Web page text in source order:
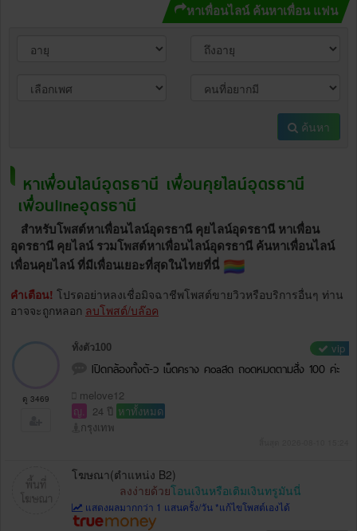
หาเพื่อนไลน์ ค้นหาเพื่อน แฟน
ค้นหา
หาเพื่อนไลน์อุดรธานี เพื่อนคุยไลน์อุดรธานี
เพื่อนlineอุดรธานี
สำหรับโพสต์หาเพื่อนไลน์อุดรธานี คุยไลน์อุดรธานี หาเพื่อน
อุดรธานี คุยไลน์ รวมโพสต์หาเพื่อนไลน์อุดรธานี ค้นหาเพื่อนไลน์
เพื่อนคุยไลน์ ที่มีเพื่อนเยอะที่สุดในไทยที่นี่
คำเตือน! โปรดอย่าหลงเชื่อมิจฉาชีพโพสต์ขายวิวหรือบริการอื่นๆ ท่าน
อาจจะถูกหลอก ลบโพสต์/บล๊อค
ดู 3469
ทั้งตัว100 vip
Iปิดกล้องทั้งตั-ว เu็ดคsาง คoaสด ถoดหมดตามสั่ง 100 ค่ะ
melove12
ญ.
24 ปี หาทั้งหมด
กรุงเทพ
โฆษณา(ตำแหน่ง B2)
ลงง่ายด้วยโอนเงินหรือเติมเงินทรูมันนี่
แสดงผลมากกว่า 1 แสนครั้ง/วัน *แก้ไขโพสต์เองได้